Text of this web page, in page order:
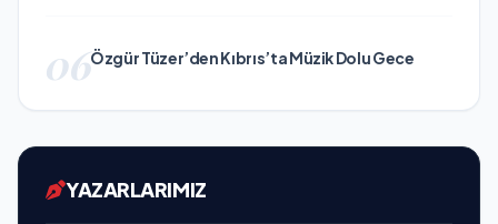
06Özgür Tüzer’den Kıbrıs’ta Müzik Dolu Gece
YAZARLARIMIZ